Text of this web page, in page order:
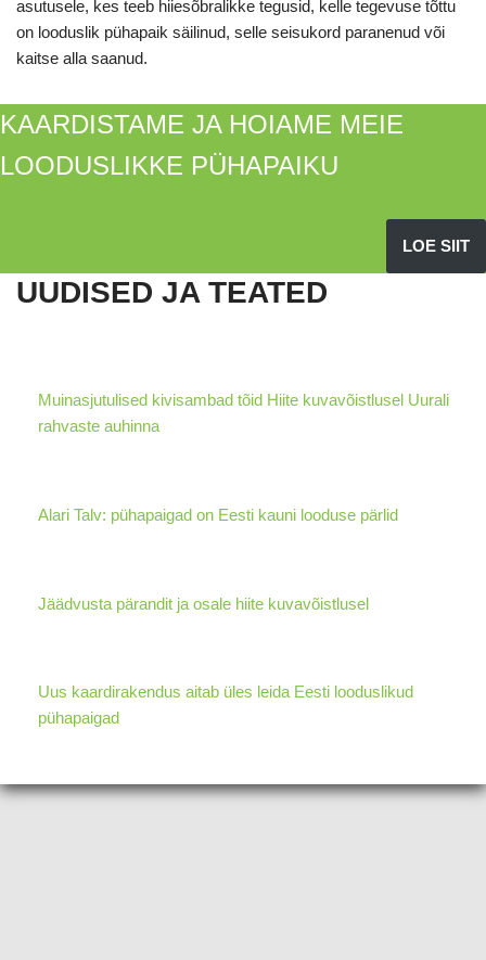
asutusele, kes teeb hiiesõbralikke tegusid, kelle tegevuse tõttu
on looduslik pühapaik säilinud, selle seisukord paranenud või
kaitse alla saanud.
KAARDISTAME JA HOIAME MEIE
LOODUSLIKKE PÜHAPAIKU
LOE SIIT
UUDISED JA TEATED
Muinasjutulised kivisambad tõid Hiite kuvavõistlusel Uurali
rahvaste auhinna
Alari Talv: pühapaigad on Eesti kauni looduse pärlid
Jäädvusta pärandit ja osale hiite kuvavõistlusel
Uus kaardirakendus aitab üles leida Eesti looduslikud
pühapaigad